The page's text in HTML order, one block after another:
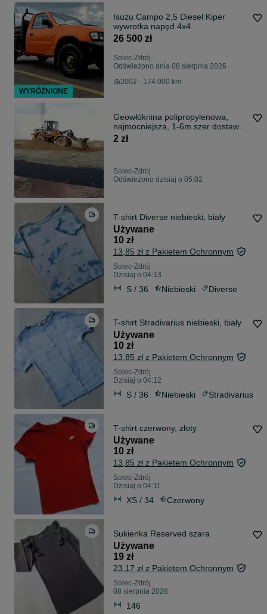
Isuzu Campo 2,5 Diesel Kiper
wywrotka napęd 4x4
26 500 zł
Solec-Zdrój
Odświeżono dnia 08 sierpnia 2026
2002 - 174 000 km
Geowłóknina polipropylenowa,
najmocniejsza, 1-6m szer dostawa
24h FVAT
2 zł
Solec-Zdrój
Odświeżono dzisiaj o 05:02
T-shirt Diverse niebieski, biały
Używane
10 zł
13,85 zł z Pakietem Ochronnym
Solec-Zdrój
Dzisiaj o 04:13
S / 36 Niebieski Diverse
T-shirt Stradivarius niebieski, biały
Używane
10 zł
13,85 zł z Pakietem Ochronnym
Solec-Zdrój
Dzisiaj o 04:12
S / 36 Niebieski Stradivarius
T-shirt czerwony, złoty
Używane
10 zł
13,85 zł z Pakietem Ochronnym
Solec-Zdrój
Dzisiaj o 04:11
XS / 34 Czerwony
Sukienka Reserved szara
Używane
19 zł
23,17 zł z Pakietem Ochronnym
Solec-Zdrój
08 sierpnia 2026
146
WYRÓŻNIONE